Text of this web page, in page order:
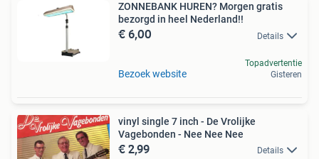
ZONNEBANK HUREN? Morgen gratis
bezorgd in heel Nederland!!
€ 6,00 Details
Bezoek website
Topadvertentie
Gisteren
vinyl single 7 inch - De Vrolijke
Vagebonden - Nee Nee Nee
€ 2,99 Details